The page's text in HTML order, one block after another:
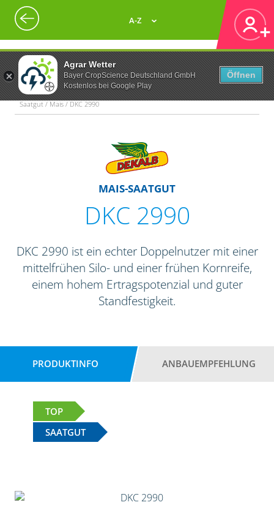
Agrar Wetter
Bayer CropScience Deutschland GmbH
Kostenlos bei Google Play
Öffnen
A-Z
Saatgut / Mais / DKC 2990
MAIS-SAATGUT
DKC 2990
DKC 2990 ist ein echter Doppelnutzer mit einer
mittelfrühen Silo- und einer frühen Kornreife,
einem hohem Ertragspotenzial und guter
Standfestigkeit.
PRODUKTINFO ANBAUEMPFEHLUNG
TOP
SAATGUT